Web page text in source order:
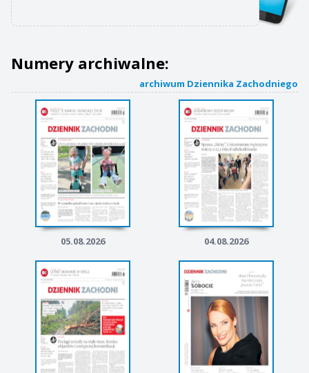
Numery archiwalne:
archiwum Dziennika Zachodniego
05.08.2026 04.08.2026